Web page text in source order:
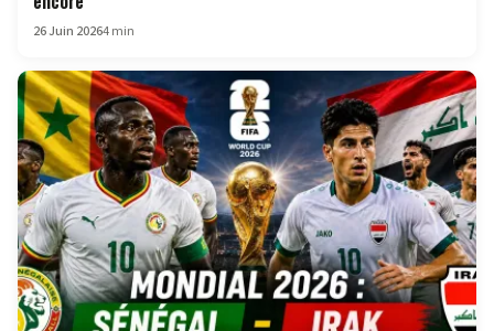
26 Juin 20264 min